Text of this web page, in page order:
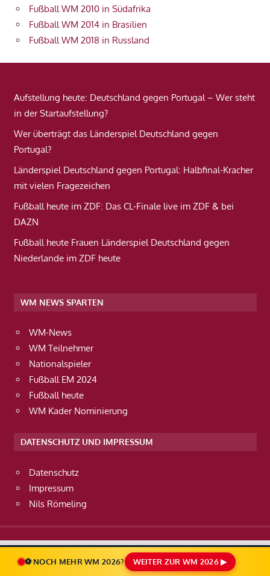
Fußball WM 2010 in Südafrika
Fußball WM 2014 in Brasilien
Fußball WM 2018 in Russland
Aufstellung heute: Deutschland gegen Portugal – Wer steht
in der Startaufstellung?
Wer überträgt das Länderspiel Deutschland gegen
Portugal?
Länderspiel Deutschland gegen Portugal: Halbfinal-Kracher
mit vielen Fragezeichen
Fußball heute im ZDF: Das CL-Finale live im ZDF & bei
DAZN
Fußball heute Frauen Länderspiel Deutschland gegen
Niederlande im ZDF heute
WM NEWS SPARTEN
WM-News
WM Teilnehmer
Nationalspieler
Fußball EM 2024
Fußball heute
WM Kader Nominierung
DATENSCHUTZ UND IMPRESSUM
Datenschutz
Impressum
Nils Römeling
⚽ NOCH MEHR WM 2026? WEITER ZUR WM 2026 ▶